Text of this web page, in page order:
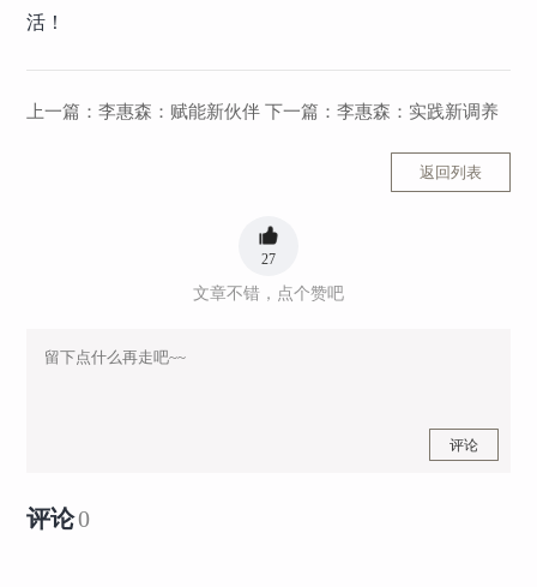
活！
上一篇：李惠森：赋能新伙伴 下一篇：李惠森：实践新调养
返回列表
27
文章不错，点个赞吧
评论
评论0